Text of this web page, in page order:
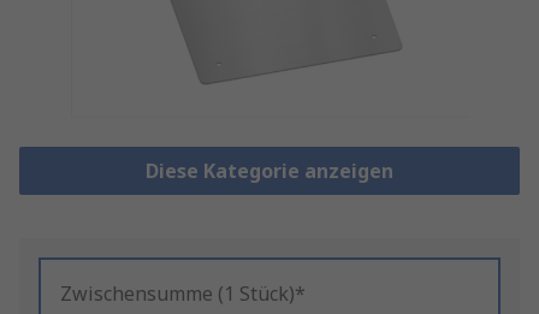
Diese Kategorie anzeigen
Zwischensumme (1 Stück)*